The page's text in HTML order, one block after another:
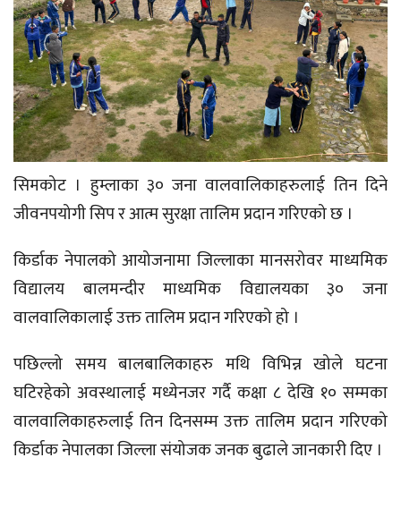
सिमकोट । हुम्लाका ३० जना वालवालिकाहरुलाई तिन दिने
जीवनपयोगी सिप र आत्म सुरक्षा तालिम प्रदान गरिएको छ ।
किर्डाक नेपालको आयोजनामा जिल्लाका मानसरोवर माध्यमिक
विद्यालय बालमन्दीर माध्यमिक विद्यालयका ३० जना
वालवालिकालाई उक्त तालिम प्रदान गरिएको हो ।
पछिल्लो समय बालबालिकाहरु मथि विभिन्न खोले घटना
घटिरहेको अवस्थालाई मध्येनजर गर्दै कक्षा ८ देखि १० सम्मका
वालवालिकाहरुलाई तिन दिनसम्म उक्त तालिम प्रदान गरिएको
किर्डाक नेपालका जिल्ला संयोजक जनक बुढाले जानकारी दिए ।